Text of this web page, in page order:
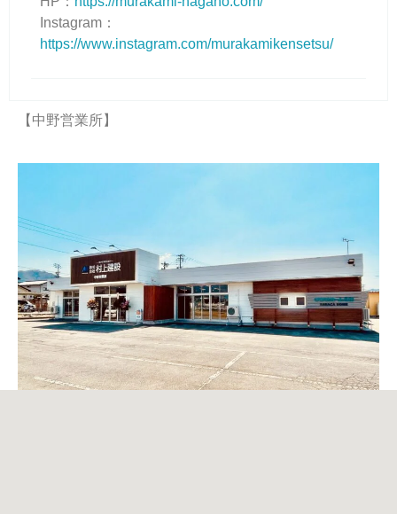
Instagram：
https://www.instagram.com/murakamikensetsu/
【中野営業所】